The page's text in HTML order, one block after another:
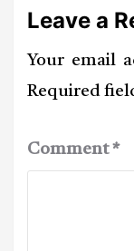
Leave a
Your email
Required
Comment*